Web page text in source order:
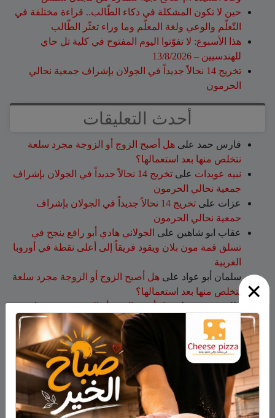
×
حين لا تكون المشكلة في ذكاء الطّالب.. قراءة مختلفة في
التّعلّم والوعي ولغة المعلّم وما وراء تعثّر الطّالب
هذا الأسبوع: لا تفوّتوا اليوم المفتوح في كلية تل حاي
للهندسيين – 13/8/2026
تخريج 14 نحالاً جديداً في الجولان بإشراف جمعية نحالي
الحرمون
أحدث التعليقات
فارس حمد على هل أصبح الزوج أو الزوجة مجرد سلعة
نتخلص منها بعد استعمالها؟
نبيه عويدات على
تخريج 14 نحالاً جديداً في الجولان بإشراف
جمعية نحالي الحرمون
عزات على
تخريج 14 نحالاً جديداً في الجولان بإشراف
جمعية نحالي الحرمون
عقاب ابو شاهين على الجولاني هادي أبو رافع ينجح في
تسلق قمة مون بلان ويقود فريقاً إلى أعلى نقطة في أوروبا
الغربية
سلمان أبو عواد على هل أصبح الزوج أو الزوجة مجرد سلعة
نتخلص منها بعد استعمالها؟
طليع محمودعلىهل أصبح الزوج أو الزوجة مجرد سلعة
نتخلص منها بعد استعمالها؟
صفحات
صفحة الاعراس
خواطر
صور قديمة